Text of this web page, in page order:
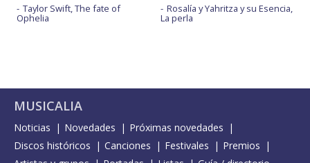
Taylor Swift, The fate of
Ophelia
Rosalía y Yahritza y su Esencia,
La perla
MUSICALIA
Noticias Novedades
Próximas novedades
Discos históricos
Canciones Festivales
Premios